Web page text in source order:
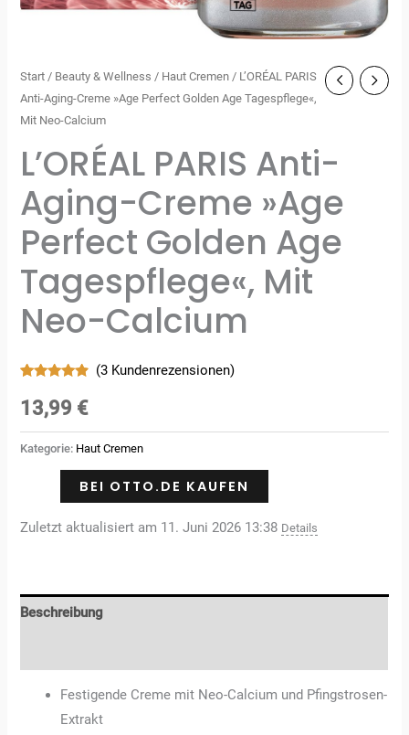
Start / Beauty & Wellness / Haut Cremen / L’ORÉAL PARIS
Anti-Aging-Creme »Age Perfect Golden Age Tagespflege«,
Mit Neo-Calcium
L’ORÉAL PARIS Anti-
Aging-Creme »Age
Perfect Golden Age
Tagespflege«, Mit
Neo-Calcium
mit4.67
von 5,
basierend
auf
Kundenbewertungen
(3 Kundenrezensionen)
13,99 €
Kategorie: Haut Cremen
BEI OTTO.DE KAUFEN
Zuletzt aktualisiert am 11. Juni 2026 13:38 Details
Beschreibung
Festigende Creme mit Neo-Calcium und Pfingstrosen-
Extrakt